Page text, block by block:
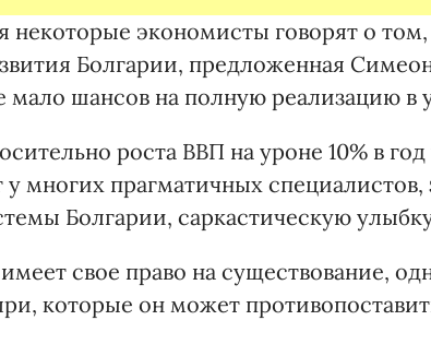
некоторые экономисты говорят о
Болгарии, предложенная
мало шансов на полную реализацию в
роста ВВП на уроне 10% в
у многих прагматичных
Болгарии, саркастическую
свое право на существование,
которые он может